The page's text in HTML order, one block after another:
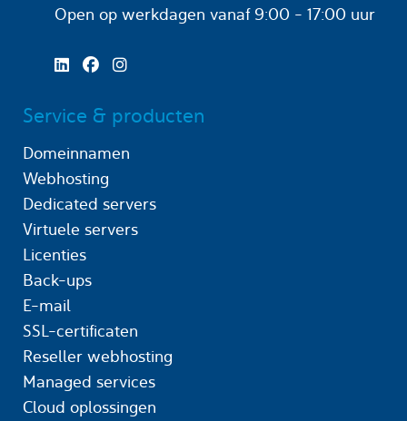
Open op werkdagen
vanaf 9:00 - 17:00 uur
Service & producten
Domeinnamen
Webhosting
Dedicated servers
Virtuele servers
Licenties
Back-ups
E-mail
SSL-certificaten
Reseller webhosting
Managed services
Cloud oplossingen